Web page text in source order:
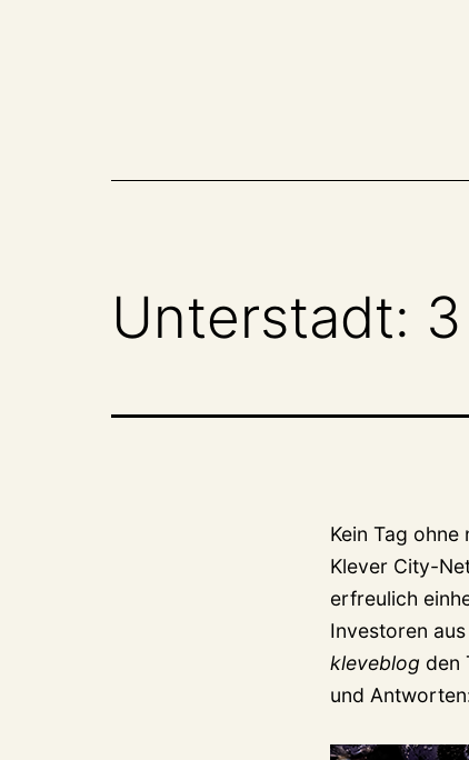
Unterstadt:
Kein Tag
Klever City-
erfreulich
Investoren
kleveblog den
und